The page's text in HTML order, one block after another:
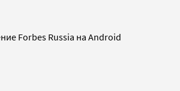
Forbes Russia на Android